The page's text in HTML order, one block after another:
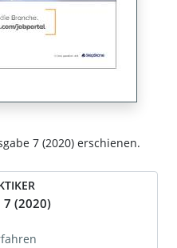
7 (2020) erschienen.
7 (2020)